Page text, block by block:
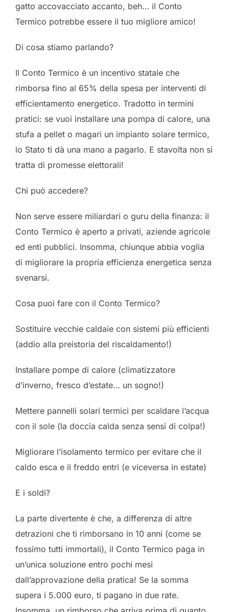
gatto accovacciato accanto, beh… il Conto
Termico potrebbe essere il tuo migliore amico!
Di cosa stiamo parlando?
Il Conto Termico è un incentivo statale che
rimborsa fino al 65% della spesa per interventi di
efficientamento energetico. Tradotto in termini
pratici: se vuoi installare una pompa di calore, una
stufa a pellet o magari un impianto solare termico,
lo Stato ti dà una mano a pagarlo. E stavolta non si
tratta di promesse elettorali!
Chi può accedere?
Non serve essere miliardari o guru della finanza: il
Conto Termico è aperto a privati, aziende agricole
ed enti pubblici. Insomma, chiunque abbia voglia
di migliorare la propria efficienza energetica senza
svenarsi.
Cosa puoi fare con il Conto Termico?
Sostituire vecchie caldaie con sistemi più efficienti
(addio alla preistoria del riscaldamento!)
Installare pompe di calore (climatizzatore
d’inverno, fresco d’estate… un sogno!)
Mettere pannelli solari termici per scaldare l’acqua
con il sole (la doccia calda senza sensi di colpa!)
Migliorare l’isolamento termico per evitare che il
caldo esca e il freddo entri (e viceversa in estate)
E i soldi?
La parte divertente è che, a differenza di altre
detrazioni che ti rimborsano in 10 anni (come se
fossimo tutti immortali), il Conto Termico paga in
un’unica soluzione entro pochi mesi
dall’approvazione della pratica! Se la somma
supera i 5.000 euro, ti pagano in due rate.